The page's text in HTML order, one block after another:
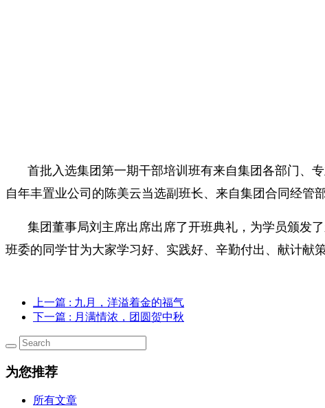
首批入选集团第一期干部培训班有来自集团各部门、
自年丰置业公司的陈美云当选副班长、来自集团合同经管
集团董事局刘主席出席出席了开班典礼，为学员颁发
班委的同学甘为大家学习好、实践好、辛勤付出、献计献
上一篇 : 九月，洋溢着金的福气
下一篇 : 月满情浓，团圆贺中秋
为您推荐
所有文章